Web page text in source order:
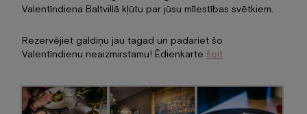
Valentīndiena Baltvillā kļūtu par jūsu mīlestības svētkiem.
Rezervējiet galdiņu jau tagad un padariet šo
Valentīndienu neaizmirstamu! Ēdienkarte šeit